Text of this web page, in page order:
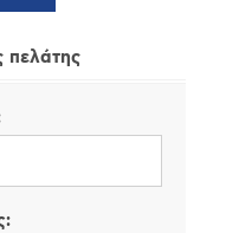
πελάτης